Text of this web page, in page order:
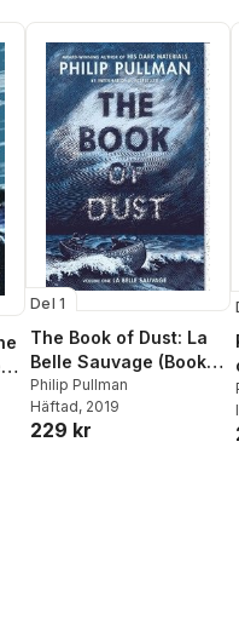
röster:
Del 1
The Book of Dust: La
Belle Sauvage (Book
of Dust, Volume 1)
Philip Pullman
Häftad, 2019
229 kr